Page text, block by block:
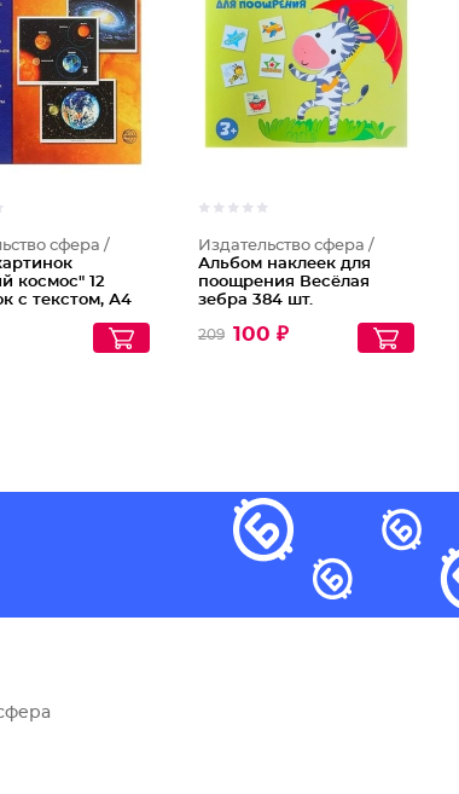
сфера /
космос" 12
с текстом, А4
Издательство сфера /
Альбом наклеек для
поощрения Весёлая
зебра 384 шт.
209 100 ₽